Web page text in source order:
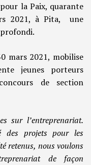
la Paix, quarante
2021, à Pita, une
mars 2021, mobilise
jeunes porteurs
de section
sur l’entreprenariat.
des projets pour les
retenus, nous voulons
de façon